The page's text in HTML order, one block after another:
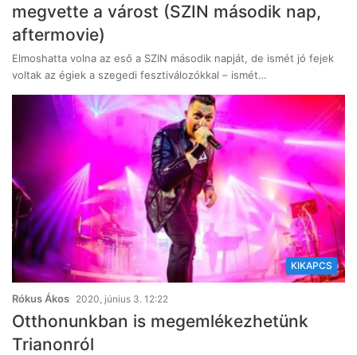
megvette a várost (SZIN második nap,
aftermovie)
Elmoshatta volna az eső a SZIN második napját, de ismét jó fejek
voltak az égiek a szegedi fesztiválozókkal – ismét…
KIKAPCS
Rókus Ákos 2020, június 3. 12:22
Otthonunkban is megemlékezhetünk
Trianonról